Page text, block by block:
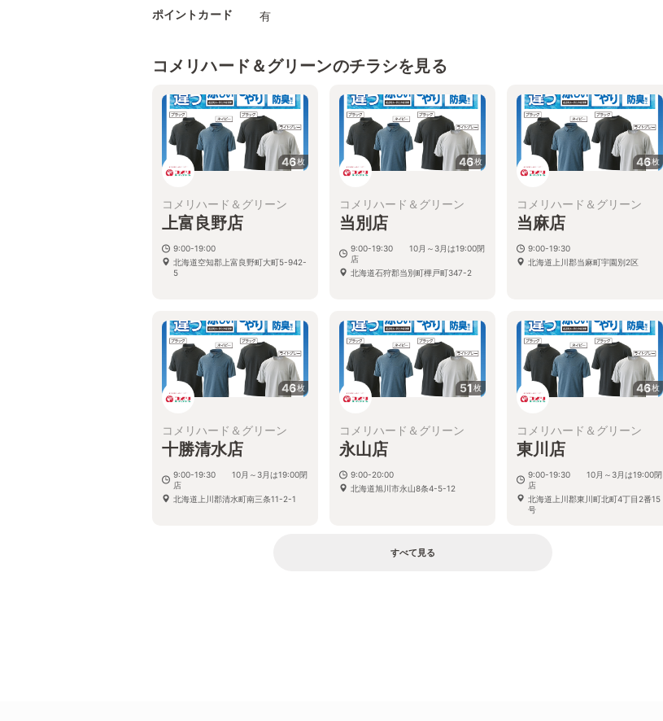
ポイントカード 有
コメリハード＆グリーンのチラシを見る
46枚
コメリハード＆グリーン
上富良野店
9:00-19:00
北海道空知郡上富良野町大町5-942-
5
46枚
コメリハード＆グリーン
当別店
9:00-19:30 10月～3月は19:00閉
店
北海道石狩郡当別町樺戸町347-2
46枚
コメリハード＆グリーン
当麻店
9:00-19:30
北海道上川郡当麻町宇園別2区
46枚
コメリハード＆グリーン
十勝清水店
9:00-19:30 10月～3月は19:00閉
店
北海道上川郡清水町南三条11-2-1
51枚
コメリハード＆グリーン
永山店
9:00-20:00
北海道旭川市永山8条4-5-12
46枚
コメリハード＆グリーン
東川店
9:00-19:30 10月～3月は19:00閉
店
北海道上川郡東川町北町4丁目2番15
号
すべて見る